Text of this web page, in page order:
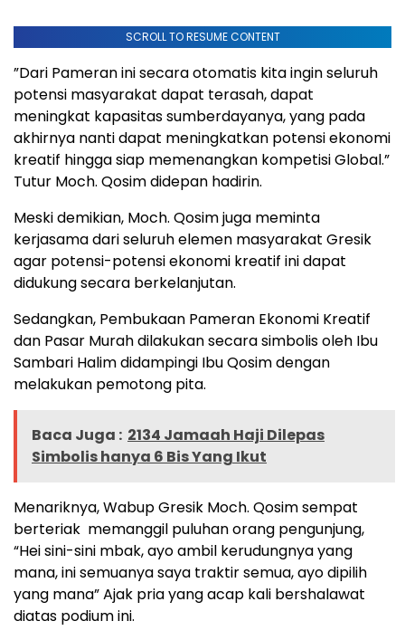
SCROLL TO RESUME CONTENT
”Dari Pameran ini secara otomatis kita ingin seluruh
potensi masyarakat dapat terasah, dapat
meningkat kapasitas sumberdayanya, yang pada
akhirnya nanti dapat meningkatkan potensi ekonomi
kreatif hingga siap memenangkan kompetisi Global.”
Tutur Moch. Qosim didepan hadirin.
Meski demikian, Moch. Qosim juga meminta
kerjasama dari seluruh elemen masyarakat Gresik
agar potensi-potensi ekonomi kreatif ini dapat
didukung secara berkelanjutan.
Sedangkan, Pembukaan Pameran Ekonomi Kreatif
dan Pasar Murah dilakukan secara simbolis oleh Ibu
Sambari Halim didampingi Ibu Qosim dengan
melakukan pemotong pita.
Baca Juga : 2134 Jamaah Haji Dilepas
Simbolis hanya 6 Bis Yang Ikut
Menariknya, Wabup Gresik Moch. Qosim sempat
berteriak memanggil puluhan orang pengunjung,
“Hei sini-sini mbak, ayo ambil kerudungnya yang
mana, ini semuanya saya traktir semua, ayo dipilih
yang mana” Ajak pria yang acap kali bershalawat
diatas podium ini.